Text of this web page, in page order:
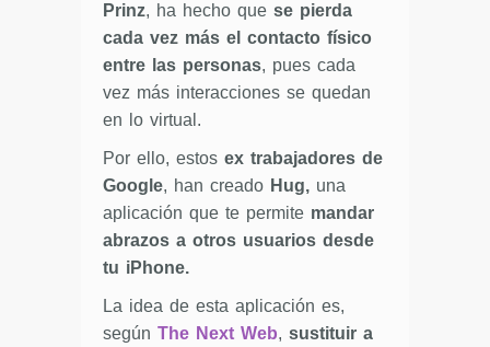
Prinz, ha hecho que se pierda
cada vez más el contacto físico
entre las personas, pues cada
vez más interacciones se quedan
en lo virtual.
Por ello, estos ex trabajadores de
Google, han creado Hug, una
aplicación que te permite mandar
abrazos a otros usuarios desde
tu iPhone.
La idea de esta aplicación es,
según The Next Web, sustituir a